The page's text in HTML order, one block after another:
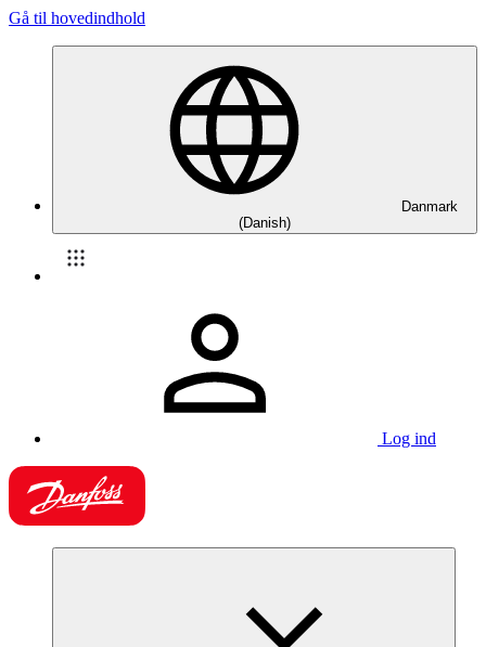
Gå til hovedindhold
Danmark
(Danish)
Log ind